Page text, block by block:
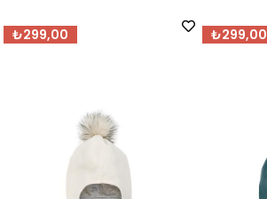
₺299,00 ₺299,00